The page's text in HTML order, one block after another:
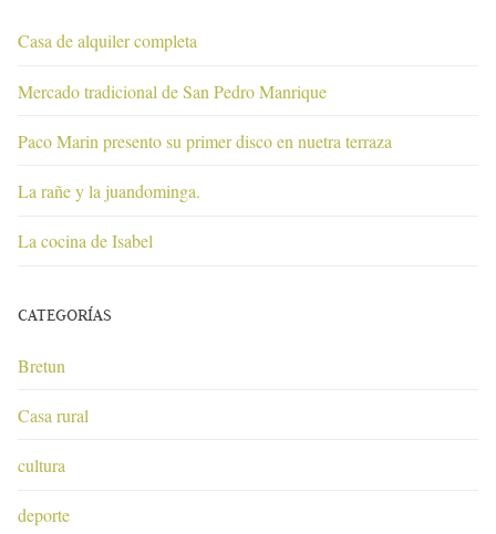
Casa de alquiler completa
Mercado tradicional de San Pedro Manrique
Paco Marin presento su primer disco en nuetra terraza
La rañe y la juandominga.
La cocina de Isabel
CATEGORÍAS
Bretun
Casa rural
cultura
deporte